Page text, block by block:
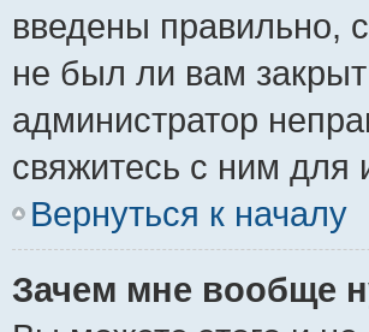
введены правильно,
не был ли вам
администратор
свяжитесь с ним для
Вернуться к началу
Зачем мне вообще